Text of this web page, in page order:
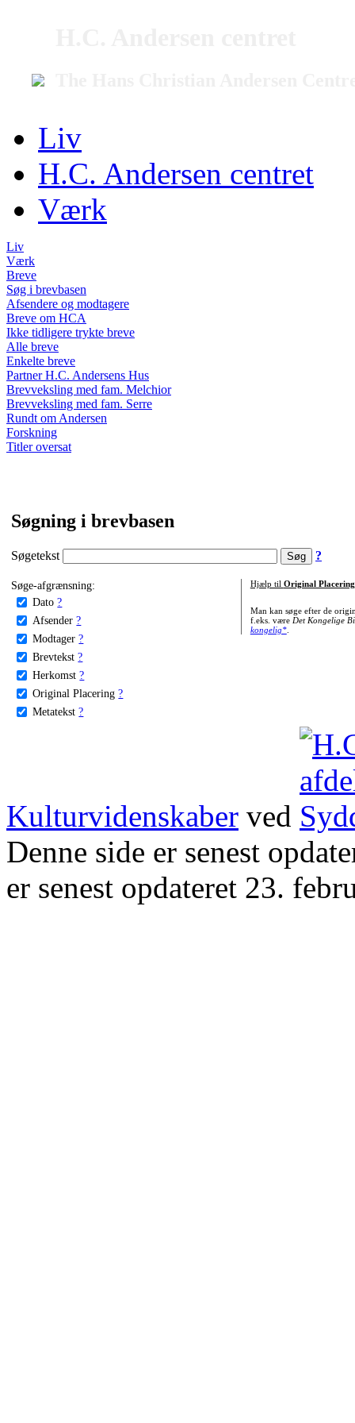
Liv
H.C. Andersen centret
Værk
Liv
Værk
Breve
Søg i brevbasen
Afsendere og modtagere
Breve om HCA
Ikke tidligere trykte breve
Alle breve
Enkelte breve
Partner H.C. Andersens Hus
Brevveksling med fam. Melchior
Brevveksling med fam. Serre
Rundt om Andersen
Forskning
Titler oversat
Søgning i brevbasen
Søgetekst ?
Søge-afgrænsning:
Dato ?
Afsender ?
Modtager ?
Brevtekst ?
Herkomst ?
Original Placering ?
Metatekst ?
Hjælp til Original Placering
Man kan søge efter de
f.eks. være Det Kongelige
kongelig*.
Kulturvidenskaber ved
Denne side er senest
er senest opdateret 23.